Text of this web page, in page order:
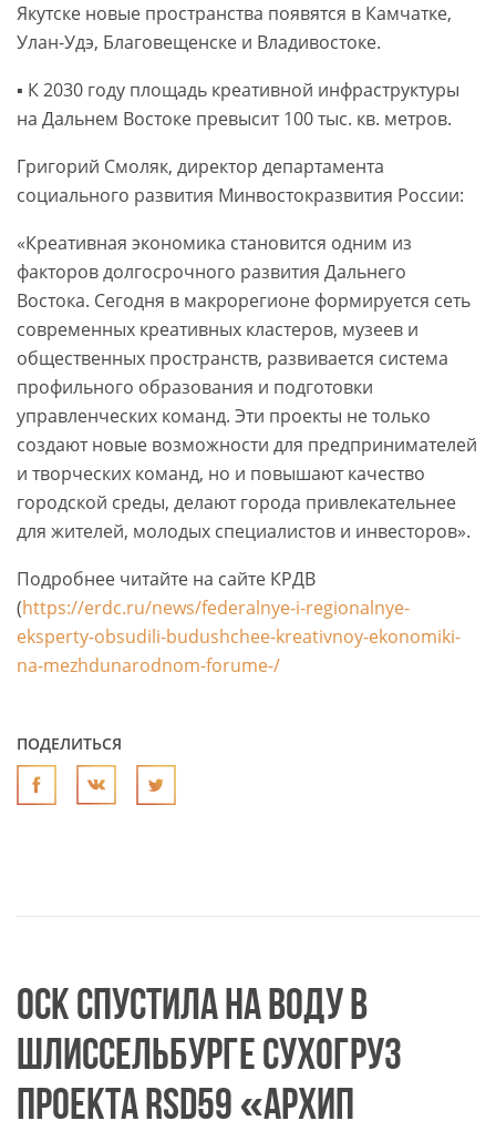
Якутске новые пространства появятся в Камчатке,
Улан-Удэ, Благовещенске и Владивостоке.
▪️ К 2030 году площадь креативной инфраструктуры
на Дальнем Востоке превысит 100 тыс. кв. метров.
Григорий Смоляк, директор департамента
социального развития Минвостокразвития России:
«Креативная экономика становится одним из
факторов долгосрочного развития Дальнего
Востока. Сегодня в макрорегионе формируется сеть
современных креативных кластеров, музеев и
общественных пространств, развивается система
профильного образования и подготовки
управленческих команд. Эти проекты не только
создают новые возможности для предпринимателей
и творческих команд, но и повышают качество
городской среды, делают города привлекательнее
для жителей, молодых специалистов и инвесторов».
Подробнее читайте на сайте КРДВ
(https://erdc.ru/news/federalnye-i-regionalnye-
eksperty-obsudili-budushchee-kreativnoy-ekonomiki-
na-mezhdunarodnom-forume-/
ПОДЕЛИТЬСЯ
ОСК СПУСТИЛА НА ВОДУ В
ШЛИССЕЛЬБУРГЕ СУХОГРУЗ
ПРОЕКТА RSD59 «АРХИП